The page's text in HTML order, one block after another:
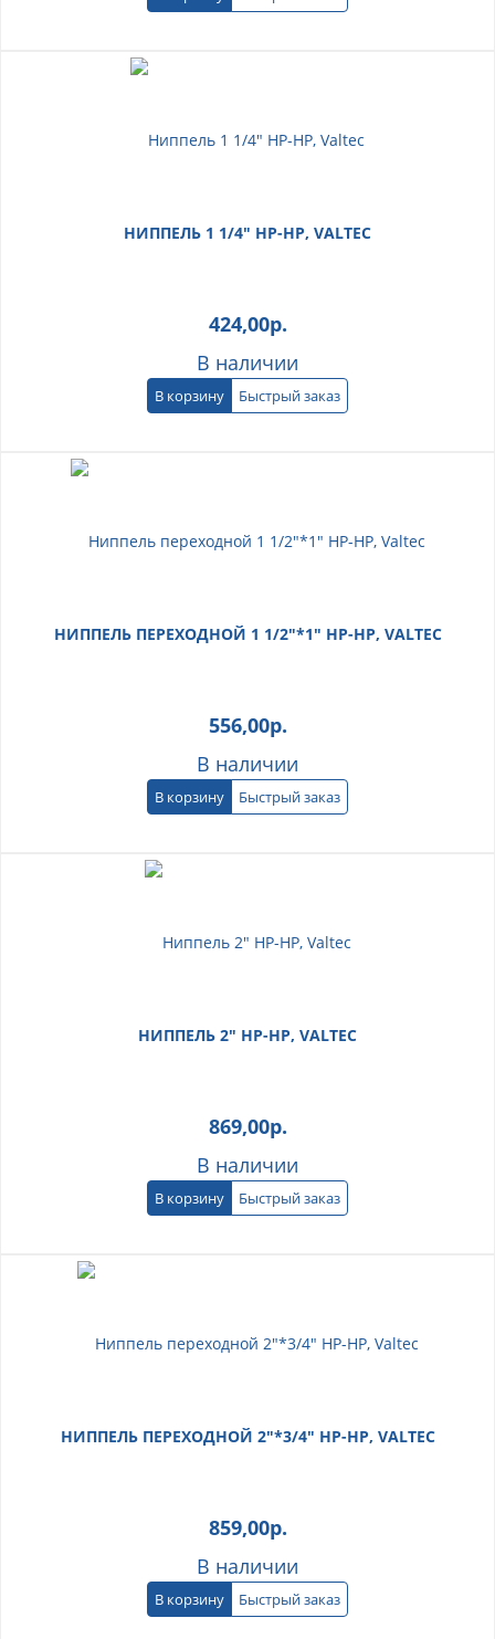
НИППЕЛЬ 1 1/4" НР-НР, VALTEC
424,00р.
В наличии
В корзину Быстрый заказ
НИППЕЛЬ ПЕРЕХОДНОЙ 1 1/2"*1" НР-НР, VALTEC
556,00р.
В наличии
В корзину Быстрый заказ
НИППЕЛЬ 2" НР-НР, VALTEC
869,00р.
В наличии
В корзину Быстрый заказ
НИППЕЛЬ ПЕРЕХОДНОЙ 2"*3/4" НР-НР, VALTEC
859,00р.
В наличии
В корзину Быстрый заказ